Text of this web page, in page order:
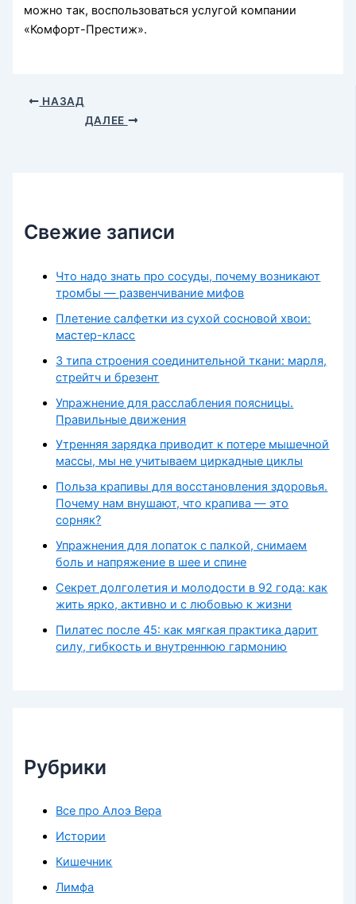
можно так, воспользоваться услугой компании
«Комфорт-Престиж».
НАЗАД
ДАЛЕЕ
Свежие записи
Что надо знать про сосуды, почему возникают
тромбы — развенчивание мифов
Плетение салфетки из сухой сосновой хвои:
мастер-класс
3 типа строения соединительной ткани: марля,
стрейтч и брезент
Упражнение для расслабления поясницы.
Правильные движения
Утренняя зарядка приводит к потере мышечной
массы, мы не учитываем циркадные циклы
Польза крапивы для восстановления здоровья.
Почему нам внушают, что крапива — это
сорняк?
Упражнения для лопаток с палкой, снимаем
боль и напряжение в шее и спине
Секрет долголетия и молодости в 92 года: как
жить ярко, активно и с любовью к жизни
Пилатес после 45: как мягкая практика дарит
силу, гибкость и внутреннюю гармонию
Рубрики
Все про Алоэ Вера
Истории
Кишечник
Лимфа